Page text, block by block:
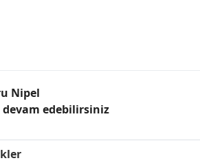
Nipel
devam edebilirsiniz